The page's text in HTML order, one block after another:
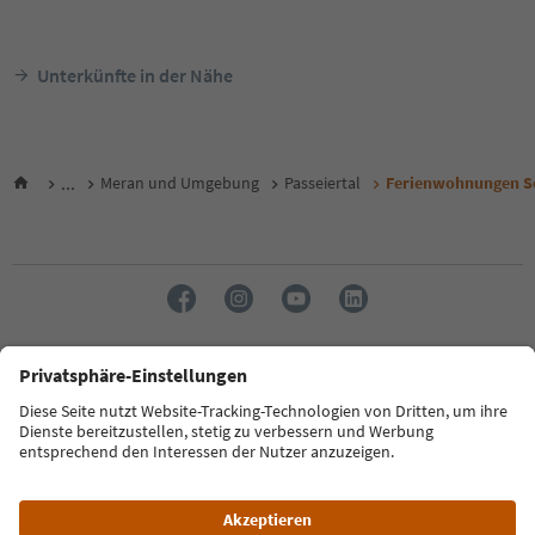
Unterkünfte in der Nähe
... Meran und Umgebung Passeiertal Ferienwohnungen
Sprache: Deutsch
FAQ Kontakt Presse MICE Datenschutzerklärung
Zugänglichkeitserklärung